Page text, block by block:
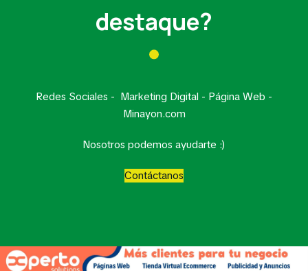
destaque?
Redes Sociales - Marketing Digital - Página Web -
Minayon.com
Nosotros podemos ayudarte :)
Contáctanos